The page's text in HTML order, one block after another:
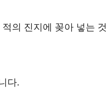
의 진지에 꽂아 넣는
다.